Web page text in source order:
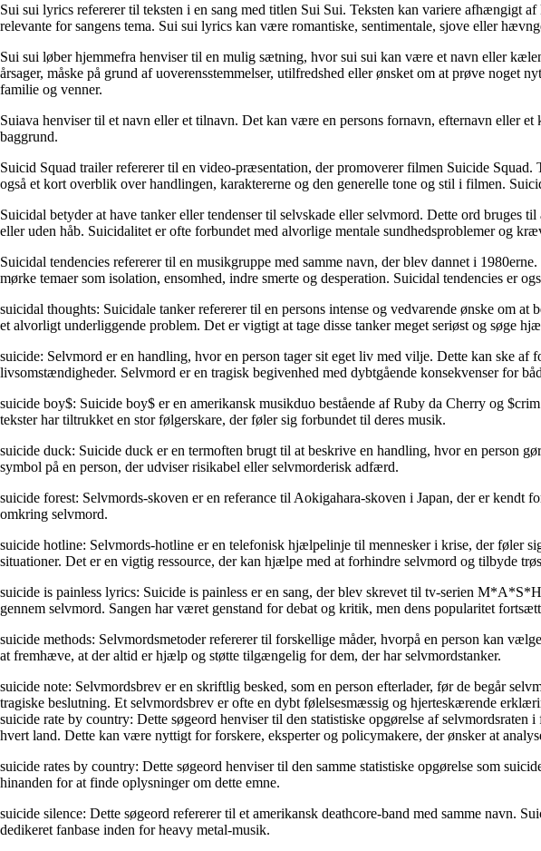
Sui sui lyrics refererer til teksten i en sang med titlen Sui Sui. Teksten kan variere afhængigt
relevante for sangens tema. Sui sui lyrics kan være romantiske, sentimentale, sjove eller
Sui sui løber hjemmefra henviser til en mulig sætning, hvor sui sui kan være et navn eller
årsager, måske på grund af uoverensstemmelser, utilfredshed eller ønsket om at prøve
familie og venner.
Suiava henviser til et navn eller et tilnavn. Det kan være en persons fornavn, efternavn eller
baggrund.
Suicid Squad trailer refererer til en video-præsentation, der promoverer filmen Suicide
også et kort overblik over handlingen, karaktererne og den generelle tone og stil i filmen.
Suicidal betyder at have tanker eller tendenser til selvskade eller selvmord. Dette ord
eller uden håb. Suicidalitet er ofte forbundet med alvorlige mentale sundhedsproblemer og
Suicidal tendencies refererer til en musikgruppe med samme navn, der blev dannet i
mørke temaer som isolation, ensomhed, indre smerte og desperation. Suicidal tendencies er
suicidal thoughts: Suicidale tanker refererer til en persons intense og vedvarende ønske om
et alvorligt underliggende problem. Det er vigtigt at tage disse tanker meget seriøst og søge
suicide: Selvmord er en handling, hvor en person tager sit eget liv med vilje. Dette kan ske
livsomstændigheder. Selvmord er en tragisk begivenhed med dybtgående konsekvenser for
suicide boy$: Suicide boy$ er en amerikansk musikduo bestående af Ruby da Cherry og
tekster har tiltrukket en stor følgerskare, der føler sig forbundet til deres musik.
suicide duck: Suicide duck er en termoften brugt til at beskrive en handling, hvor en person
symbol på en person, der udviser risikabel eller selvmorderisk adfærd.
suicide forest: Selvmords-skoven er en referance til Aokigahara-skoven i Japan, der er
omkring selvmord.
suicide hotline: Selvmords-hotline er en telefonisk hjælpelinje til mennesker i krise, der føler
situationer. Det er en vigtig ressource, der kan hjælpe med at forhindre selvmord og tilbyde
suicide is painless lyrics: Suicide is painless er en sang, der blev skrevet til tv-serien
gennem selvmord. Sangen har været genstand for debat og kritik, men dens popularitet
suicide methods: Selvmordsmetoder refererer til forskellige måder, hvorpå en person kan
at fremhæve, at der altid er hjælp og støtte tilgængelig for dem, der har selvmordstanker.
suicide note: Selvmordsbrev er en skriftlig besked, som en person efterlader, før de begår
tragiske beslutning. Et selvmordsbrev er ofte en dybt følelsesmæssig og hjerteskærende
suicide rate by country: Dette søgeord henviser til den statistiske opgørelse af
hvert land. Dette kan være nyttigt for forskere, eksperter og policymakere, der ønsker at
suicide rates by country: Dette søgeord henviser til den samme statistiske opgørelse som
hinanden for at finde oplysninger om dette emne.
suicide silence: Dette søgeord refererer til et amerikansk deathcore-band med samme navn.
dedikeret fanbase inden for heavy metal-musik.